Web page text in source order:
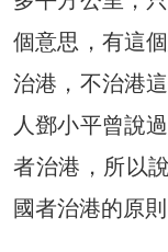
個意思，有這
治港，不治港
人鄧小平曾說
者治港，所以
國者治港的原則